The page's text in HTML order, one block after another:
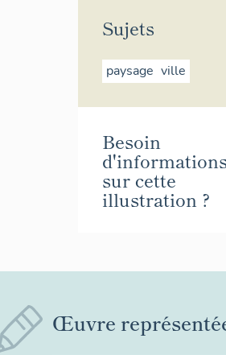
Sujets
paysage ville
Besoin
sur cette
illustration ?
Œuvre